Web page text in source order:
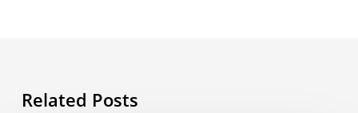
Related Posts